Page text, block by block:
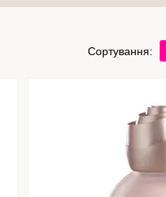
Сортування: